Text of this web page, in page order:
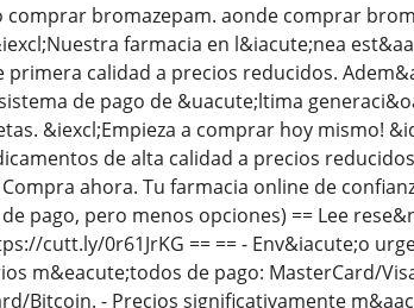
bromazepam. aonde comprar
farmacia en l&iacute;nea
calidad a precios reducidos.
de pago de &uacute;ltima
&iexcl;Empieza a comprar hoy mismo!
de alta calidad a precios
ahora. Tu farmacia online de
pago, pero menos opciones) == Lee
cutt.ly/0r61JrKG == == - Env&iacute;o
m&eacute;todos de pago: MasterCard/
Bitcoin. - Precios significativamente